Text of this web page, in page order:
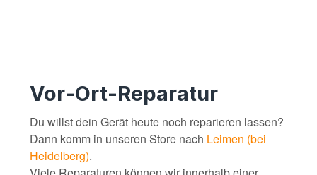
Vor-Ort-Reparatur
Du willst dein Gerät heute noch reparieren lassen?
Dann komm in unseren Store nach Leimen (bei
Heidelberg).